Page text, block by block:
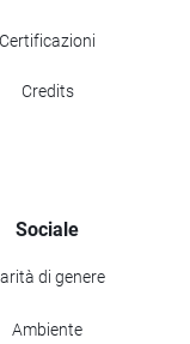
Certificazioni
Credits
Sociale
di genere
Ambiente